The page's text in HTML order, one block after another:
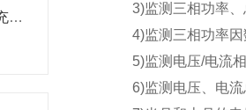
加油站“变身”快充站，探讨充电新模式
3)监测三相功率、
4)监测三相功率因
5)监测电压/电流相
6)监测电压、电流